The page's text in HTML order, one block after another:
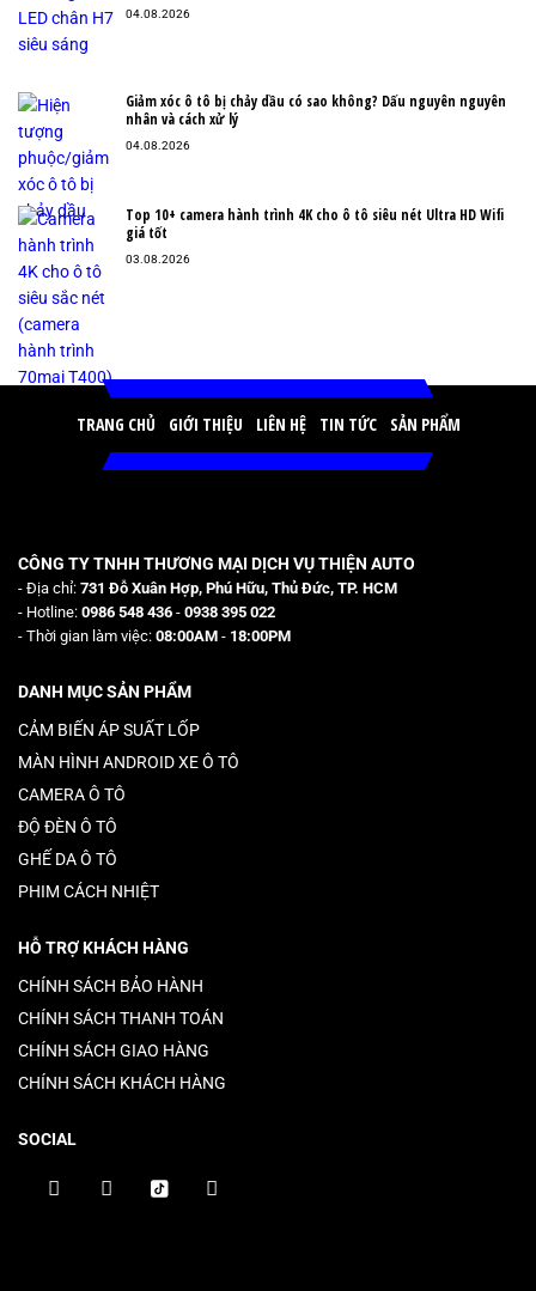
04.08.2026
Giảm xóc ô tô bị chảy dầu có sao không? Dấu nguyên nguyên
nhân và cách xử lý
04.08.2026
Top 10+ camera hành trình 4K cho ô tô siêu nét Ultra HD Wifi
giá tốt
03.08.2026
TRANG CHỦ GIỚI THIỆU LIÊN HỆ TIN TỨC SẢN PHẨM
CÔNG TY TNHH THƯƠNG MẠI DỊCH VỤ THIỆN AUTO
- Địa chỉ: 731 Đỗ Xuân Hợp, Phú Hữu, Thủ Đức, TP. HCM
- Hotline: 0986 548 436 - 0938 395 022
- Thời gian làm việc: 08:00AM - 18:00PM
DANH MỤC SẢN PHẨM
CẢM BIẾN ÁP SUẤT LỐP
MÀN HÌNH ANDROID XE Ô TÔ
CAMERA Ô TÔ
ĐỘ ĐÈN Ô TÔ
GHẾ DA Ô TÔ
PHIM CÁCH NHIỆT
HỖ TRỢ KHÁCH HÀNG
CHÍNH SÁCH BẢO HÀNH
CHÍNH SÁCH THANH TOÁN
CHÍNH SÁCH GIAO HÀNG
CHÍNH SÁCH KHÁCH HÀNG
SOCIAL